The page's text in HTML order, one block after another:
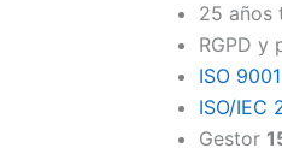
25 años
RGPD y
ISO 9001
ISO/IEC
Gestor